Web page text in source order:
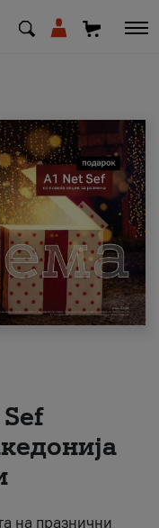
на празнични